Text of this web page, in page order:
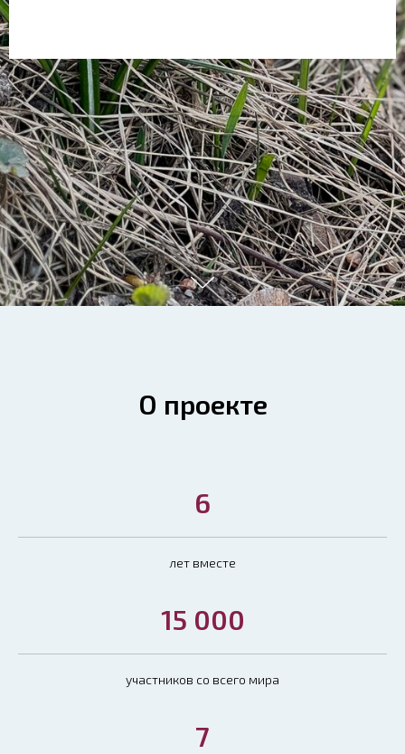
О проекте
6
лет вместе
15 000
участников со всего мира
7